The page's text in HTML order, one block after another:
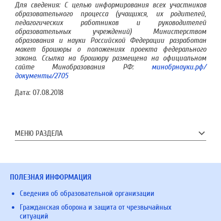
Для сведения: С целью информирования всех участников
образовательного процесса (учащихся, их родителей,
педагогических работников и руководителей
образовательных учреждений) Министерством
образования и науки Российской Федерации разработан
макет брошюры о положениях проекта федерального
закона. Ссылка на брошюру размещена на официальном
сайте Минобразования РФ: минобрнауки.рф/
документы/2705
Дата: 07.08.2018
МЕНЮ РАЗДЕЛА
ПОЛЕЗНАЯ ИНФОРМАЦИЯ
Сведения об образовательной организации
Гражданская оборона и защита от чрезвычайных
ситуаций